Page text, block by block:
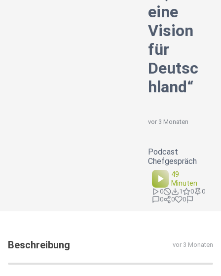
eine
Vision
für
Deutsc
hland“
vor 3 Monaten
Podcast
Chefgespräch
49
Minuten
0 1 0
0
0
0 0
Beschreibung vor 3 Monaten